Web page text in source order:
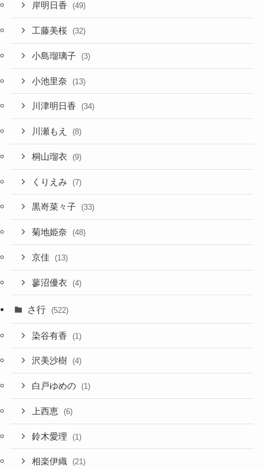
岸明日香 (49)
工藤美桜 (32)
小島瑠璃子 (3)
小池里奈 (13)
川津明日香 (34)
川瀬もえ (8)
桐山瑠衣 (9)
くりえみ (7)
黒嵜菜々子 (33)
菊地姫奈 (48)
京佳 (13)
蓼沼優衣 (4)
さ行 (522)
染谷有香 (1)
沢美沙樹 (4)
白戸ゆめの (1)
上西恵 (6)
鈴木愛理 (1)
相楽伊織 (21)